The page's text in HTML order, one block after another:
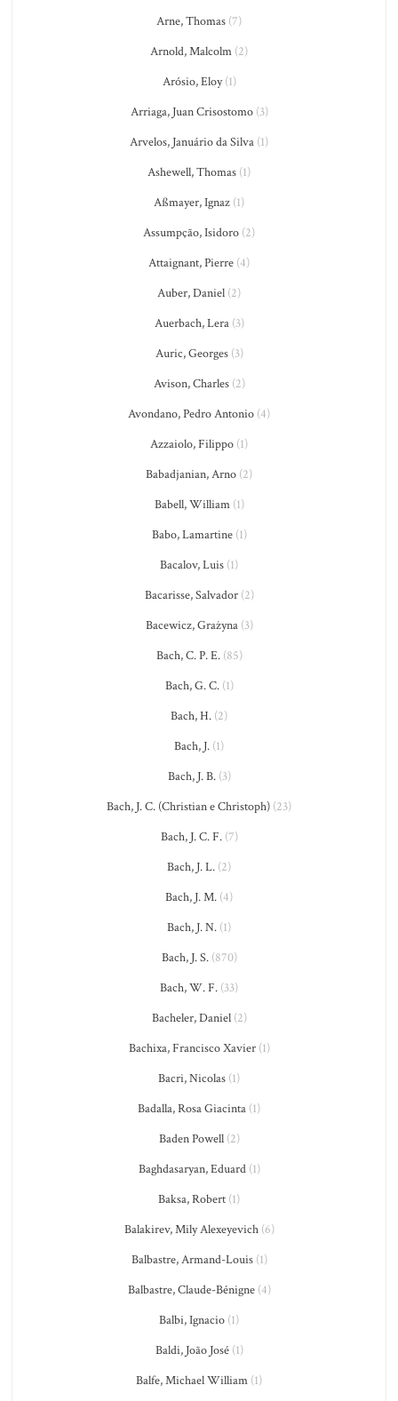
Arne, Thomas (7)
Arnold, Malcolm (2)
Arósio, Eloy(1)
Arriaga, Juan Crisostomo(3)
Arvelos, Januário da Silva (1)
Ashewell, Thomas (1)
Aßmayer, Ignaz (1)
Assumpção, Isidoro (2)
Attaignant, Pierre (4)
Auber, Daniel (2)
Auerbach, Lera(3)
Auric, Georges(3)
Avison, Charles(2)
Avondano, Pedro Antonio (4)
Azzaiolo, Filippo (1)
Babadjanian, Arno (2)
Babell, William(1)
Babo, Lamartine(1)
Bacalov, Luis (1)
Bacarisse, Salvador(2)
Bacewicz, Grażyna(3)
Bach, C. P. E.(85)
Bach, G. C.(1)
Bach, H. (2)
Bach, J. (1)
Bach, J. B.(3)
Bach, J. C. (Christian e Christoph) (23)
Bach, J. C. F.(7)
Bach, J. L. (2)
Bach, J. M. (4)
Bach, J. N. (1)
Bach, J. S.(870)
Bach, W. F. (33)
Bacheler, Daniel(2)
Bachixa, Francisco Xavier(1)
Bacri, Nicolas (1)
Badalla, Rosa Giacinta (1)
Baden Powell(2)
Baghdasaryan, Eduard(1)
Baksa, Robert (1)
Balakirev, Mily Alexeyevich(6)
Balbastre, Armand-Louis(1)
Balbastre, Claude-Bénigne(4)
Balbi, Ignacio (1)
Baldi, João José(1)
Balfe, Michael William (1)